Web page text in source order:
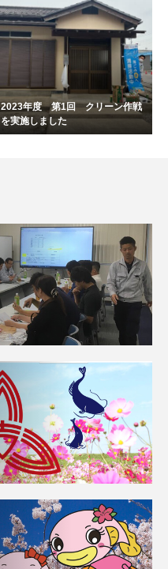
2023年度 第1回 クリーン作戦
を実施しました